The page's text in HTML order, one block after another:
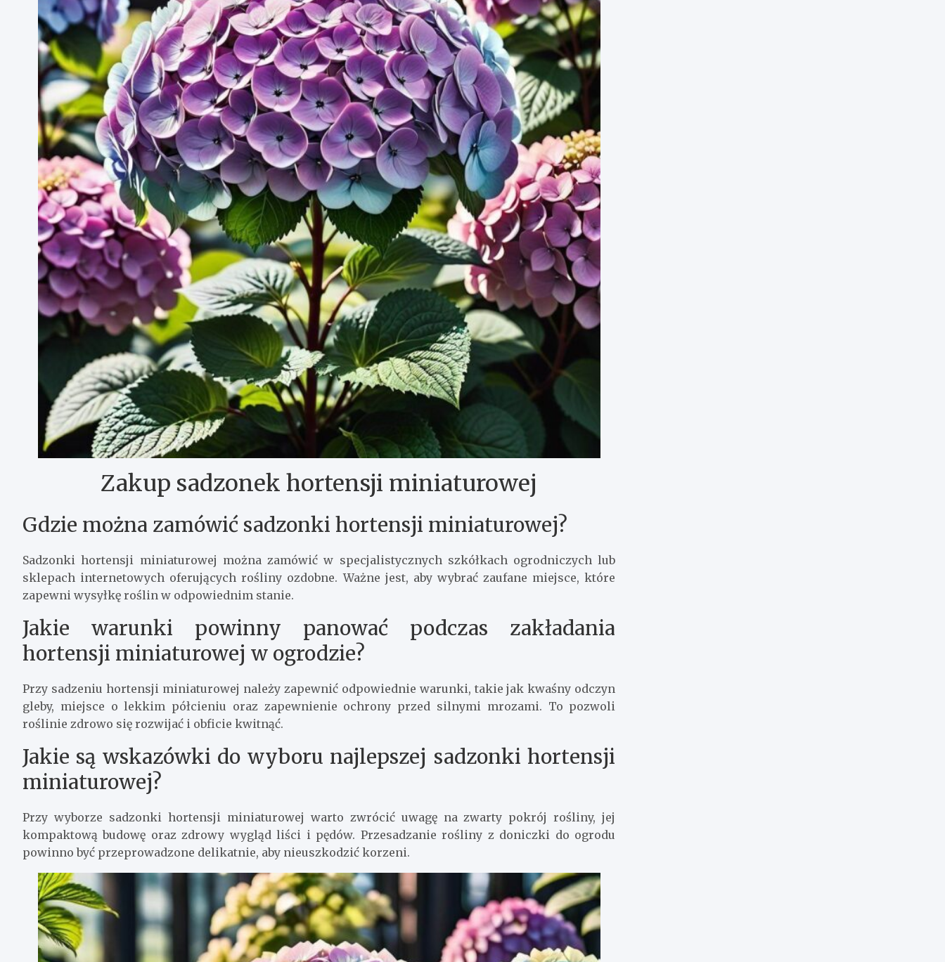
Zakup sadzonek hortensji miniaturowej
Gdzie można zamówić sadzonki hortensji miniaturowej?
Sadzonki hortensji miniaturowej można zamówić w specjalistycznych szkółkach ogrodniczych lub
sklepach internetowych oferujących rośliny ozdobne. Ważne jest, aby wybrać zaufane miejsce, które
zapewni wysyłkę roślin w odpowiednim stanie.
Jakie warunki powinny panować podczas zakładania
hortensji miniaturowej w ogrodzie?
Przy sadzeniu hortensji miniaturowej należy zapewnić odpowiednie warunki, takie jak kwaśny odczyn
gleby, miejsce o lekkim półcieniu oraz zapewnienie ochrony przed silnymi mrozami. To pozwoli
roślinie zdrowo się rozwijać i obficie kwitnąć.
Jakie są wskazówki do wyboru najlepszej sadzonki hortensji
miniaturowej?
Przy wyborze sadzonki hortensji miniaturowej warto zwrócić uwagę na zwarty pokrój rośliny, jej
kompaktową budowę oraz zdrowy wygląd liści i pędów. Przesadzanie rośliny z doniczki do ogrodu
powinno być przeprowadzone delikatnie, aby nieuszkodzić korzeni.